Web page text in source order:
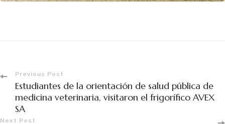
Previous Post
Estudiantes de la orientación de salud pública de
medicina veterinaria, visitaron el frigorífico AVEX
SA
Next Post